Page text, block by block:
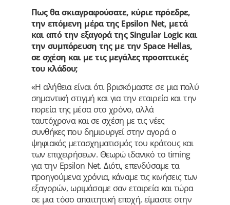
Πως θα σκιαγραφούσατε, κύριε πρόεδρε,
την επόμενη μέρα της Epsilon Net, μετά
και από την εξαγορά της Singular Logic και
την συμπόρευση της με την Space Hellas,
σε σχέση και με τις μεγάλες προοπτικές
του κλάδου;
«Η αλήθεια είναι ότι βρισκόμαστε σε μια πολύ
σημαντική στιγμή και για την εταιρεία και την
πορεία της μέσα στο χρόνο, αλλά
ταυτόχρονα και σε σχέση με τις νέες
συνθήκες που δημιουργεί στην αγορά ο
ψηφιακός μετασχηματισμός του κράτους και
των επιχειρήσεων. Θεωρώ ιδανικό το timing
για την Epsilon Net. Διότι, επενδύσαμε τα
προηγούμενα χρόνια, κάναμε τις κινήσεις των
εξαγορών, ωριμάσαμε σαν εταιρεία και τώρα
σε μια τόσο απαιτητική εποχή, είμαστε στην